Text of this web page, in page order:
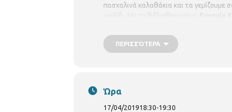
πασχαλινά καλαθάκια και τα γεμίζουμε
ψαλίδι. Με τη βιβλιοθηκονόμο
Ευγενία
και Ορεστιάδος 3, τηλ. 2310 324090
p.vivlio.delfon@thessaloniki.grΡ
ΠΕΡΙΣΣΌΤΕΡΑ
Ώρα
17/04/201918:30-19:30